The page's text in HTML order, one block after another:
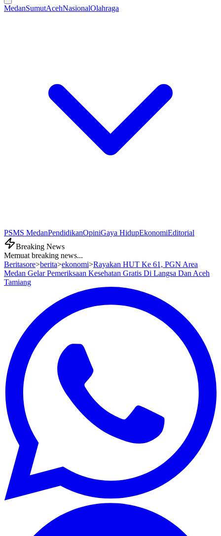
MedanSumutAcehNasionalOlahraga
PSMS MedanPendidikanOpiniGaya HidupEkonomiEditorial
Breaking News
Memuat breaking news...
Beritasore>berita>ekonomi>Rayakan HUT Ke 61, PGN Area
Medan Gelar Pemeriksaan Kesehatan Gratis Di Langsa Dan Aceh
Tamiang